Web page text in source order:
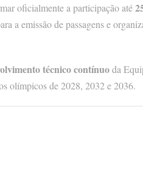
oficialmente a participação até
a emissão de passagens e
técnico contínuoda
olímpicos de 2028, 2032 e 2036.